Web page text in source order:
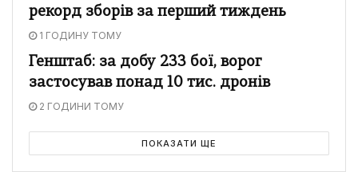
рекорд зборів за перший тиждень
1 ГОДИНУ ТОМУ
Генштаб: за добу 233 бої, ворог
застосував понад 10 тис. дронів
2 ГОДИНИ ТОМУ
ПОКАЗАТИ ЩЕ